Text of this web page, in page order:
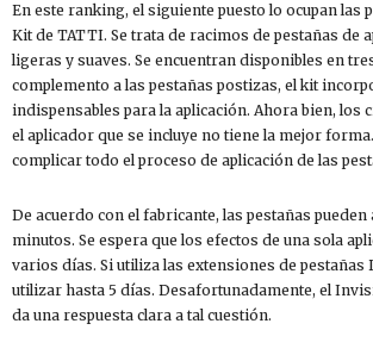
En este ranking, el siguiente puesto lo ocupan las
Kit de TATTI. Se trata de racimos de pestañas de
ligeras y suaves. Se encuentran disponibles en
complemento a las pestañas postizas, el kit
indispensables para la aplicación. Ahora bien, los
el aplicador que se incluye no tiene la mejor
complicar todo el proceso de aplicación de las
De acuerdo con el fabricante, las pestañas pueden
minutos. Se espera que los efectos de una sola
varios días. Si utiliza las extensiones de pestañas
utilizar hasta 5 días. Desafortunadamente, el
da una respuesta clara a tal cuestión.